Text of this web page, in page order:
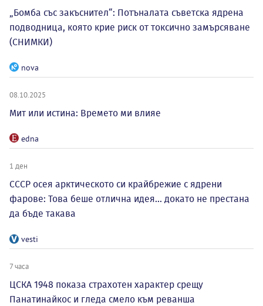
„Бомба със закъснител“: Потъналата съветска ядрена
подводница, която крие риск от токсично замърсяване
(СНИМКИ)
nova
08.10.2025
Мит или истина: Времето ми влияе
edna
1 ден
СССР осея арктическото си крайбрежие с ядрени
фарове: Това беше отлична идея... докато не престана
да бъде такава
vesti
7 часа
ЦСКА 1948 показа страхотен характер срещу
Панатинайкос и гледа смело към реванша